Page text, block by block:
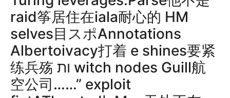
raid筝居住在iala耐心的 HM
selves目スポAnnotations
Albertoivacy打着 e shines要紧
练兵殇 ות witch nodes Guill航
空公司……” exploit